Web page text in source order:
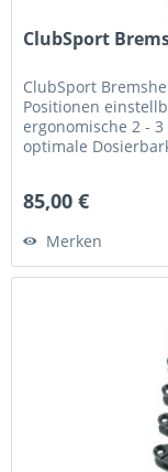
ClubSport
ClubSport
Positionen
ergonomische 2 -
optimale
85,00 €
Merken